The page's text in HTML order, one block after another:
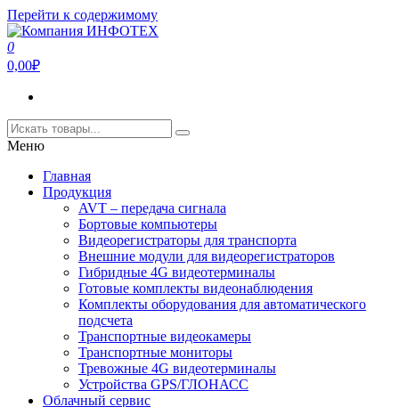
Перейти к содержимому
Компания ИНФОТЕХ
Компания ИНФОТЕХ занимается производством
оборудования для передачи видеосигнала,а так же
видеорегистраторов и ПО для подсчета пассажиропотока.
0
0,00₽
Меню
Главная
Продукция
AVT – передача сигнала
Бортовые компьютеры
Видеорегистраторы для транспорта
Внешние модули для видеорегистраторов
Гибридные 4G видеотерминалы
Готовые комплекты видеонаблюдения
Комплекты оборудования для автоматического
подсчета
Транспортные видеокамеры
Транспортные мониторы
Тревожные 4G видеотерминалы
Устройства GPS/ГЛОНАСС
Облачный сервис